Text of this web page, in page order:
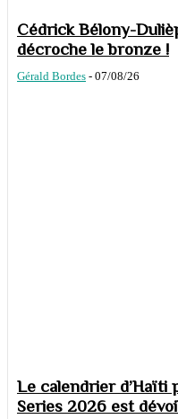
Cédrick Bélony-
décroche le bronze !
Gérald Bordes - 07/08/26
Le calendrier d’Haïti
Series 2026 est